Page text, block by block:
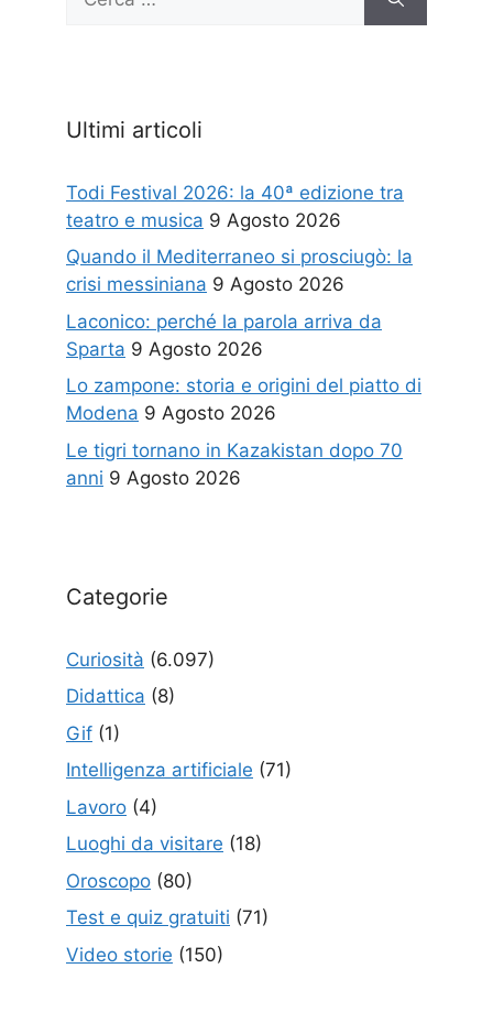
per:
Ultimi articoli
Todi Festival 2026: la 40ª edizione tra
teatro e musica 9 Agosto 2026
Quando il Mediterraneo si prosciugò: la
crisi messiniana 9 Agosto 2026
Laconico: perché la parola arriva da
Sparta 9 Agosto 2026
Lo zampone: storia e origini del piatto di
Modena 9 Agosto 2026
Le tigri tornano in Kazakistan dopo 70
anni 9 Agosto 2026
Categorie
Curiosità (6.097)
Didattica (8)
Gif (1)
Intelligenza artificiale (71)
Lavoro (4)
Luoghi da visitare (18)
Oroscopo (80)
Test e quiz gratuiti (71)
Video storie (150)